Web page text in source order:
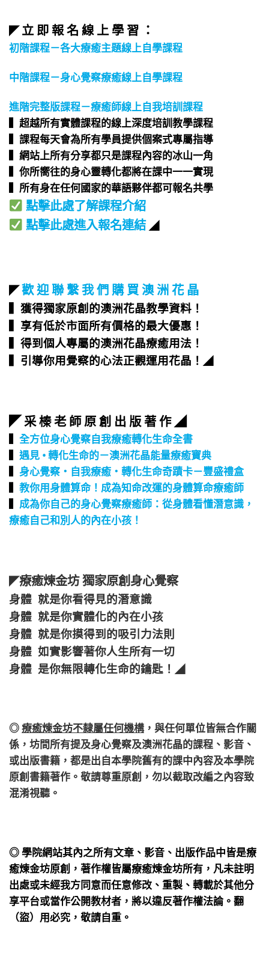
◤立 即 報 名 線 上 學 習 ：
初階課程－各大療癒主題線上自學課程
中階課程－身心覺察療癒線上自學課程
進階完整版課程－療癒師線上自我培訓課程
▍超越所有實體課程的線上深度培訓教學課程​
▍課程每天會為所有學員提供個案式專屬指導​
▍網站上所有分享都只是課程內容的冰山一角​
▍你所嚮往的身心靈轉化都將在課中一一實現​
▍所有身在任何國家的華語夥伴都可報名共學​
點擊此處了解課程介紹
點擊此處進入報名連結 ◢
◤歡 迎 聯 繫 我 們 購 買 澳 洲 花 晶
▍獲得獨家原創的澳洲花晶教學資料！
▍享有低於市面所有價格的最大優惠！
▍得到個人專屬的澳洲花晶療癒用法！
▍引導你用覺察的心法正觀運用花晶！ ◢
◤ 采 榛 老 師 原 創 出 版 著 作 ◢
▍ 全方位身心覺察自我療癒轉化生命全書
▍ 遇見 • 轉化生命的－澳洲花晶能量療癒寶典
▍ 身心覺察‧自我療癒‧轉化生命奇蹟卡－豐盛禮盒
▍ 教你用身體算命！成為知命改運的身體算命療癒師
▍ 成為你自己的身心覺察療癒師：從身體看懂潛意識，
療癒自己和別人的內在小孩！
◤療癒煉金坊 獨家原創身心覺察
身體 就是你看得見的潛意識
身體 就是你實體化的內在小孩
身體 就是你摸得到的吸引力法則
身體 如實影響著你人生所有一切
身體 是你無限轉化生命的鑰匙！ ◢
◎療癒煉金坊不隸屬任何機構， 與任何單位皆無合作關
係， 坊間所有提及身心覺察及澳洲花晶的課程、影音、
或出版書籍，都是出自本學院舊有的課中內容及本學院
原創書籍著作。敬請尊重原創，勿以截取改編之內容致
混淆視聽。
◎ 學院網站其內之所有文章、影音、出版作品中皆是療
癒煉金坊原創，著作權皆屬療癒煉金坊所有，凡未註明
出處或未經我方同意而任意修改、重製、轉載於其他分
享平台或當作公開教材者，將以違反著作權法論。翻
（盜）用必究，敬請自重。